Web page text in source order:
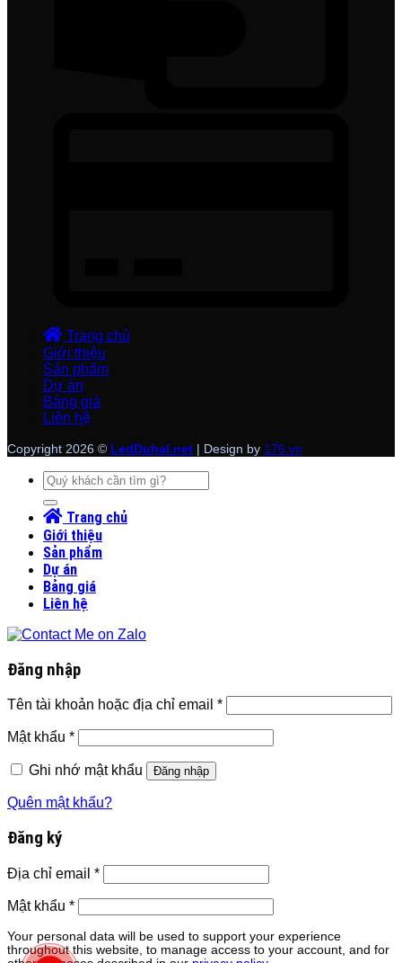
Trang chủ
Giới thiệu
Sản phẩm
Dự án
Bảng giá
Liên hệ
Copyright 2026 © LedDuhal.net | Design by 176.vn
Tìm
kiếm:
Trang chủ
Giới thiệu
Sản phẩm
Dự án
Bảng giá
Liên hệ
Đăng nhập
Tên tài khoản hoặc địa chỉ email *
Mật khẩu *
Ghi nhớ mật khẩu Đăng nhập
Quên mật khẩu?
Đăng ký
Địa chỉ email *
Mật khẩu *
Your personal data will be used to support your experience
throughout this website, to manage access to your account, and for